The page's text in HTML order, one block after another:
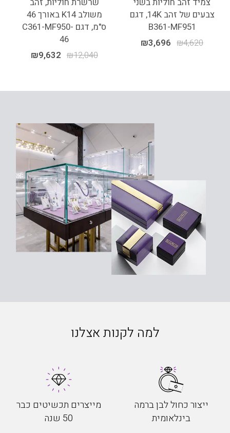
צבעים של זהב 14K, דגם
B361-MF951
₪4,620
₪3,696
משולב K14 באורך 46
ס"מ, דגם C361-MF950-
46
₪12,040
₪9,632
למה לקנות אצלנו
ייצור כחול לבן ברמה
בינלאומית
מייצרים תכשיטים כבר
50 שנה